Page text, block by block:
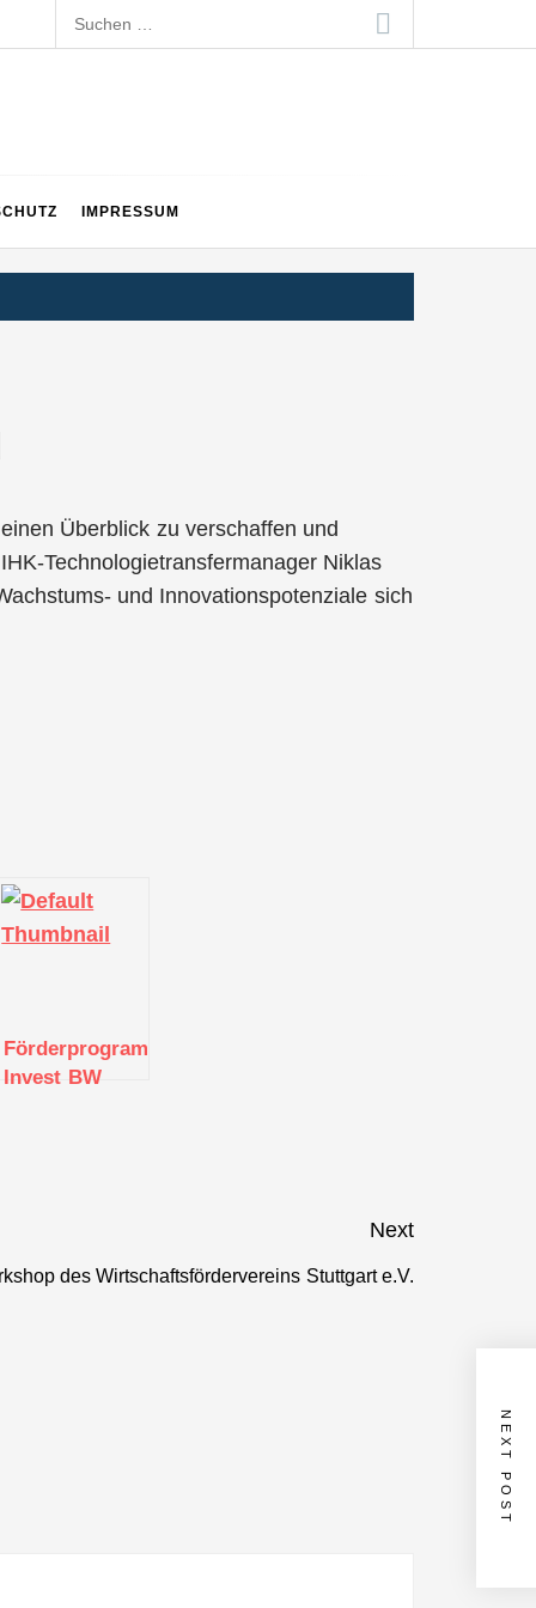
Suchen
nach:
IMPRESSUM
Überblick zu verschaffen und
Technologietransfermanager Niklas
und Innovationspotenziale sich
Förderprogramm
Invest BW
Next
des Wirtschaftsfördervereins Stuttgart e.V.
NEXT POST